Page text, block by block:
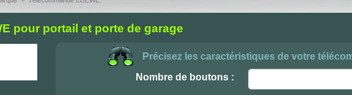
pour portail et porte de garage
Précisez les caractéristiques de votre
Nombre de boutons :